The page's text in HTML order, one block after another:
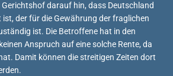
Gerichtshof darauf hin, dass Deutschland
der für die Gewährung der fraglichen
ist. Die Betroffene hat in den
Anspruch auf eine solche Rente, da
Damit können die streitigen Zeiten dort